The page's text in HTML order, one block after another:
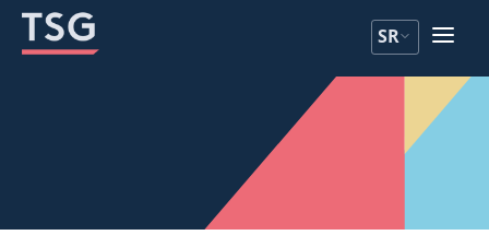
Pređite
Pređite
SR